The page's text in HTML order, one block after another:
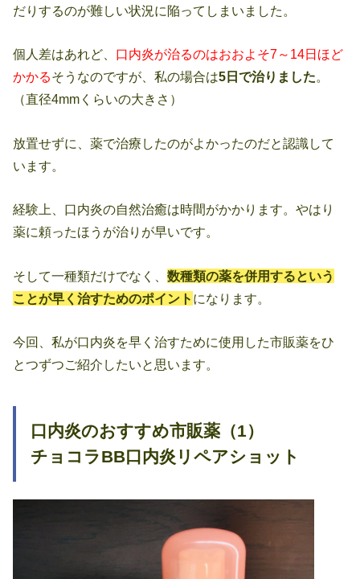
だりするのが難しい状況に陥ってしまいました。
個人差はあれど、 口内炎が治るのはおおよそ7～14日ほど
かかるそうなのですが、私の場合は5日で治りました。
（直径4mmくらいの大きさ）
放置せずに、薬で治療したのがよかったのだと認識して
います。
経験上、口内炎の自然治癒は時間がかかります。やはり
薬に頼ったほうが治りが早いです。
そして一種類だけでなく、数種類の薬を併用するという
ことが早く治すためのポイント になります。
今回、私が口内炎を早く治すために使用した市販薬をひ
とつずつご紹介したいと思います。
口内炎のおすすめ市販薬（1）
チョコラBB口内炎リペアショット